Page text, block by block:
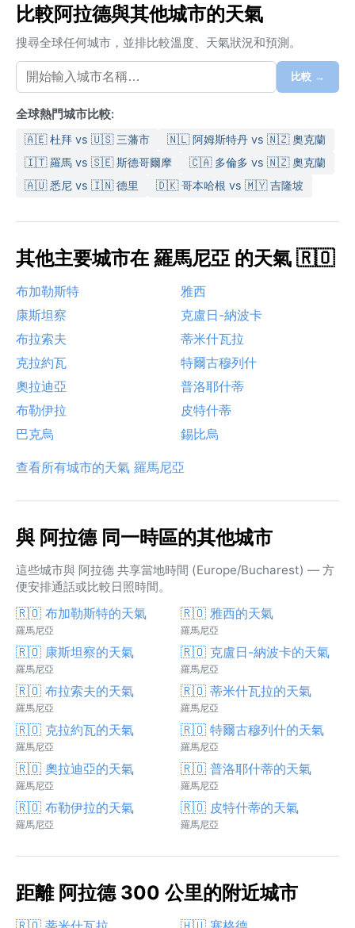
比較阿拉德與其他城市的天氣
搜尋全球任何城市，並排比較溫度、天氣狀況和預測。
比較 →
全球熱門城市比較:
🇦🇪 杜拜 vs 🇺🇸 三藩市
🇳🇱 阿姆斯特丹 vs 🇳🇿 奧克蘭
🇮🇹 羅馬 vs 🇸🇪 斯德哥爾摩
🇨🇦 多倫多 vs 🇳🇿 奧克蘭
🇦🇺 悉尼 vs 🇮🇳 德里
🇩🇰 哥本哈根 vs 🇲🇾 吉隆坡
其他主要城市在 羅馬尼亞 的天氣 🇷🇴
布加勒斯特
雅西
康斯坦察
克盧日-納波卡
布拉索夫
蒂米什瓦拉
克拉約瓦
特爾古穆列什
奧拉迪亞
普洛耶什蒂
布勒伊拉
皮特什蒂
巴克烏
錫比烏
查看所有城市的天氣 羅馬尼亞
與 阿拉德 同一時區的其他城市
這些城市與 阿拉德 共享當地時間 (Europe/Bucharest) — 方
便安排通話或比較日照時間。
🇷🇴 布加勒斯特的天氣
羅馬尼亞
🇷🇴 雅西的天氣
羅馬尼亞
🇷🇴 康斯坦察的天氣
羅馬尼亞
🇷🇴 克盧日-納波卡的天氣
羅馬尼亞
🇷🇴 布拉索夫的天氣
羅馬尼亞
🇷🇴 蒂米什瓦拉的天氣
羅馬尼亞
🇷🇴 克拉約瓦的天氣
羅馬尼亞
🇷🇴 特爾古穆列什的天氣
羅馬尼亞
🇷🇴 奧拉迪亞的天氣
羅馬尼亞
🇷🇴 普洛耶什蒂的天氣
羅馬尼亞
🇷🇴 布勒伊拉的天氣
羅馬尼亞
🇷🇴 皮特什蒂的天氣
羅馬尼亞
距離 阿拉德 300 公里的附近城市